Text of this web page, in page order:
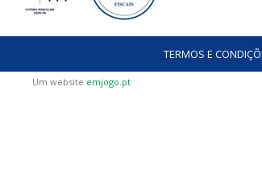
TERMOS E
Um website emjogo.pt